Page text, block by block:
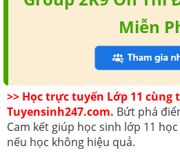
Miễn
>> Học trực tuyến Lớp 11 cùng
Tuyensinh247.com. Bứt phá
Cam kết giúp học sinh lớp 11
nếu học không hiệu quả.